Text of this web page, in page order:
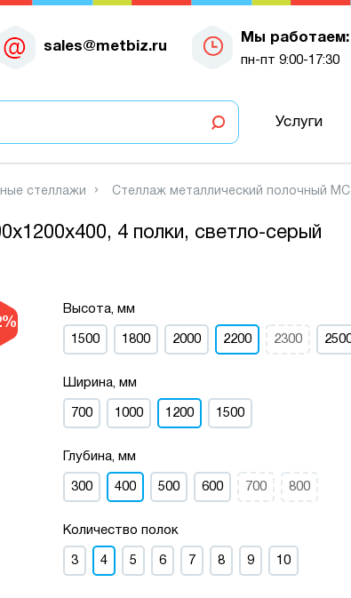
sales@metbiz.ru
Мы работаем:
пн-пт 9:00-17:30
Услуги
стеллажи Стеллаж металлический полочный
4 полки, светло-серый
Высота, мм
1500 1800 2000 2200 2300
Ширина, мм
700 1000 1200 1500
Глубина, мм
300 400 500 600 700 800
Количество полок
3 4 5 6 7 8 9 10